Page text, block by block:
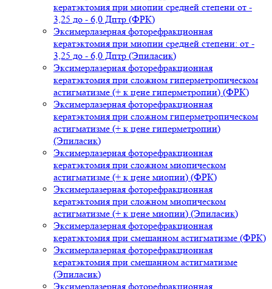
кератэктомия при миопии средней степени от -
3,25 до - 6,0 Дптр (ФРК)
Эксимерлазерная фоторефракционная
кератэктомия при миопии средней степени: от -
3,25 до - 6,0 Дптр (Эпиласик)
Эксимерлазерная фоторефракционная
кератэктомия при сложном гиперметропическом
астигматизме (+ к цене гиперметропии) (ФРК)
Эксимерлазерная фоторефракционная
кератэктомия при сложном гиперметропическом
астигматизме (+ к цене гиперметропии)
(Эпиласик)
Эксимерлазерная фоторефракционная
кератэктомия при сложном миопическом
астигматизме (+ к цене миопии) (ФРК)
Эксимерлазерная фоторефракционная
кератэктомия при сложном миопическом
астигматизме (+ к цене миопии) (Эпиласик)
Эксимерлазерная фоторефракционная
кератэктомия при смешанном астигматизме (ФРК)
Эксимерлазерная фоторефракционная
кератэктомия при смешанном астигматизме
(Эпиласик)
Эксимерлазерная фоторефракционная